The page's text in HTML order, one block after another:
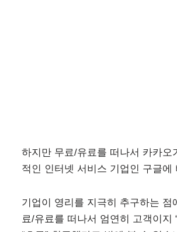
하지만 무료/유료를 떠나서 카카오
적인 인터넷 서비스 기업인 구글
기업이 영리를 지극히 추구하는
료/유료를 떠나서 엄연히 고객이